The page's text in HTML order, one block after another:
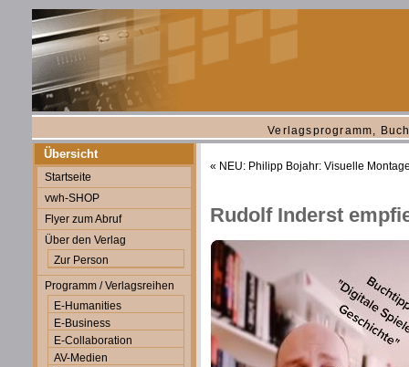
Verlagsprogramm,
Übersicht
Startseite
vwh-SHOP
Flyer zum Abruf
Über den Verlag
Zur Person
Programm / Verlagsreihen
E-Humanities
E-Business
E-Collaboration
AV-Medien
« NEU: Philipp Bojahr: Visuelle
Rudolf Inderst